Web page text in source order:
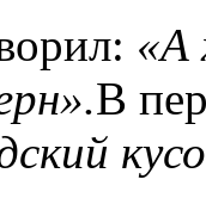
«А
В